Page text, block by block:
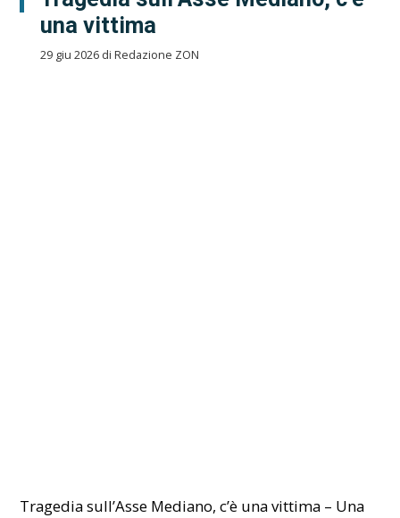
una vittima
29 giu 2026 di Redazione ZON
Tragedia sull’Asse Mediano, c’è una vittima – Una